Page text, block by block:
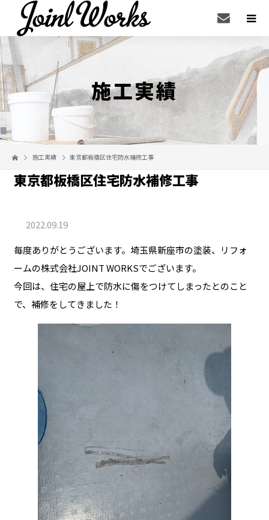
施工実績
施工実績 東京都板橋区住宅防水補修工事
東京都板橋区住宅防水補修工事
2022.09.19
毎度ありがとうございます。埼玉県新座市の塗装、リフォ
ームの株式会社JOINT WORKSでございます。
今回は、住宅の屋上で防水に傷をつけてしまったとのこと
で、補修をしてきました！